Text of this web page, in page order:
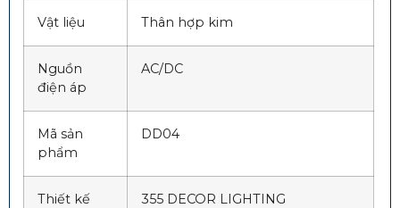
Vật liệu Thân hợp kim
Nguồn
điện áp
AC/DC
Mã sản
phẩm
DD04
Thiết kế
355 DECOR LIGHTING